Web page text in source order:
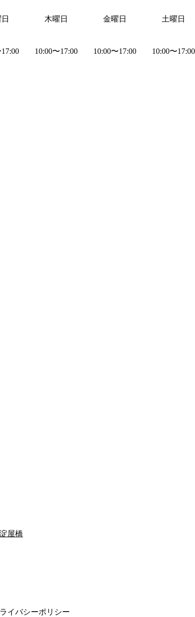
木曜日 金曜日 土曜日
17:00 10:00〜17:00 10:00〜17:00 10:00〜17:00
屋橋
イバシーポリシー